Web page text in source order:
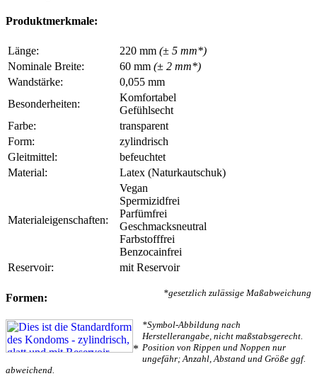
Produktmerkmale:
Länge: 220 mm (± 5 mm*)
Nominale Breite:
60 mm (± 2 mm*)
Wandstärke:
0,055 mm
Besonderheiten:
Komfortabel
Gefühlsecht
Farbe:
transparent
Form:
zylindrisch
Gleitmittel:
befeuchtet
Material:
Latex (Naturkautschuk)
Materialeigenschaften:
Vegan
Spermizidfrei
Parfümfrei
Geschmacksneutral
Farbstofffrei
Benzocainfrei
Reservoir:
mit Reservoir
*gesetzlich zulässige Maßabweichung
Formen:
*
*Symbol-Abbildung nach
Herstellerangabe, nicht maßstabsgerecht.
Position von Rippen und Noppen nur
ungefähr; Anzahl, Abstand und Größe ggf.
abweichend.